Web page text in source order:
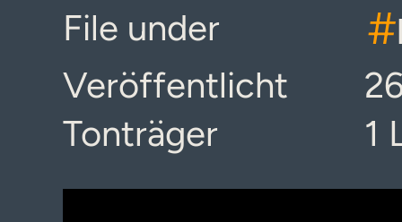
File under #
Veröffentlicht
Tonträger
1